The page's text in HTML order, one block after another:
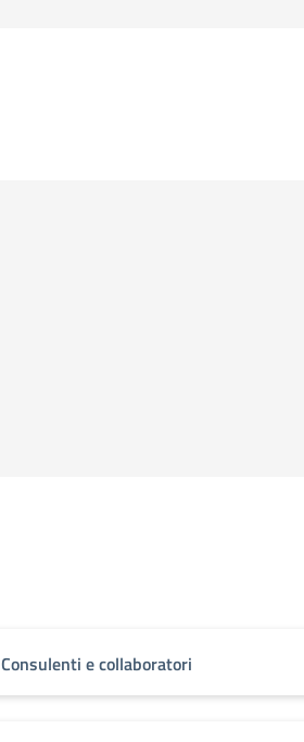
Consulenti e collaboratori